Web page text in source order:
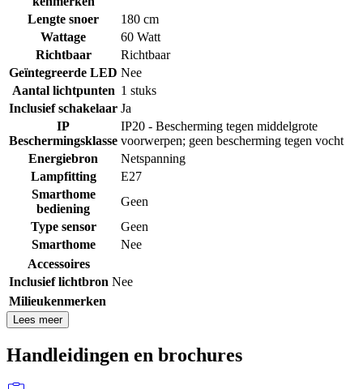
Lengte snoer
180 cm
Wattage
60 Watt
Richtbaar
Richtbaar
Geïntegreerde LED Nee
Aantal lichtpunten 1 stuks
Inclusief schakelaar Ja
IP
Beschermingsklasse
IP20 - Bescherming tegen middelgrote
voorwerpen; geen bescherming tegen vocht
Energiebron
Netspanning
Lampfitting
E27
Smarthome
bediening
Geen
Type sensor
Geen
Smarthome
Nee
Accessoires
Inclusief lichtbron Nee
Milieukenmerken
Lees meer
Handleidingen en brochures